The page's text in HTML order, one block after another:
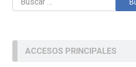
ACCESOS PRINCIPALES